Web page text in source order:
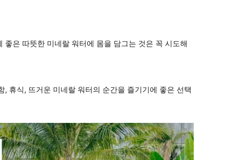
은 따뜻한 미네랄 워터에 몸을 담그는 것은 꼭 시도해
휴식, 뜨거운 미네랄 워터의 순간을 즐기기에 좋은 선택